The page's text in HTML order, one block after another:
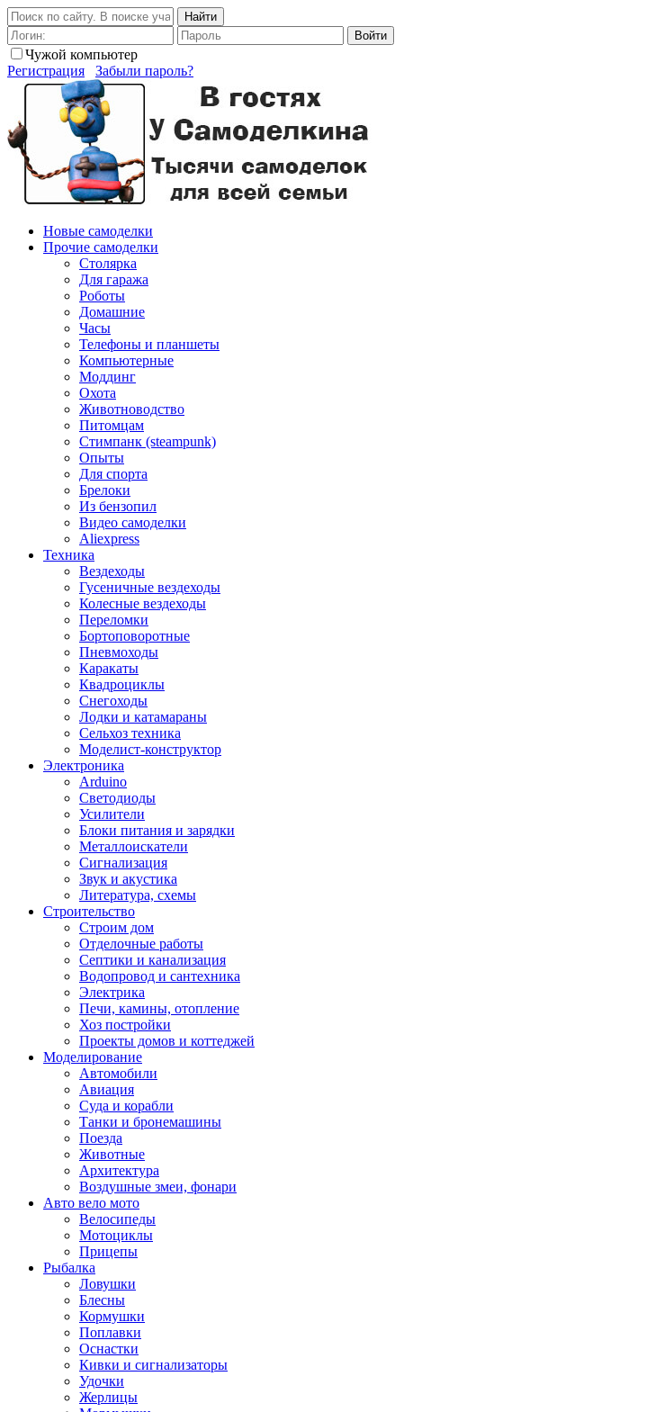
Найти
Войти
Чужой компьютер
Регистрация
Забыли пароль?
Новые самоделки
Прочие самоделки
Столярка
Для гаража
Роботы
Домашние
Часы
Телефоны и планшеты
Компьютерные
Моддинг
Охота
Животноводство
Питомцам
Стимпанк (steampunk)
Опыты
Для спорта
Брелоки
Из бензопил
Видео самоделки
Aliexpress
Техника
Вездеходы
Гусеничные вездеходы
Колесные вездеходы
Переломки
Бортоповоротные
Пневмоходы
Каракаты
Квадроциклы
Снегоходы
Лодки и катамараны
Сельхоз техника
Моделист-конструктор
Электроника
Arduino
Светодиоды
Усилители
Блоки питания и зарядки
Металлоискатели
Сигнализация
Звук и акустика
Литература, схемы
Строительство
Строим дом
Отделочные работы
Септики и канализация
Водопровод и сантехника
Электрика
Печи, камины, отопление
Хоз постройки
Проекты домов и коттеджей
Моделирование
Автомобили
Авиация
Суда и корабли
Танки и бронемашины
Поезда
Животные
Архитектура
Воздушные змеи, фонари
Авто вело мото
Велосипеды
Мотоциклы
Прицепы
Рыбалка
Ловушки
Блесны
Кормушки
Поплавки
Оснастки
Кивки и сигнализаторы
Удочки
Жерлицы